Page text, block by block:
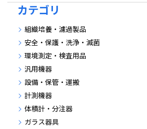
カテゴリ
組織培養・濾過製品
安全・保護・洗浄・滅菌
環境測定・検査用品
汎用機器
設備・保管・運搬
計測機器
体積計・分注器
ガラス器具